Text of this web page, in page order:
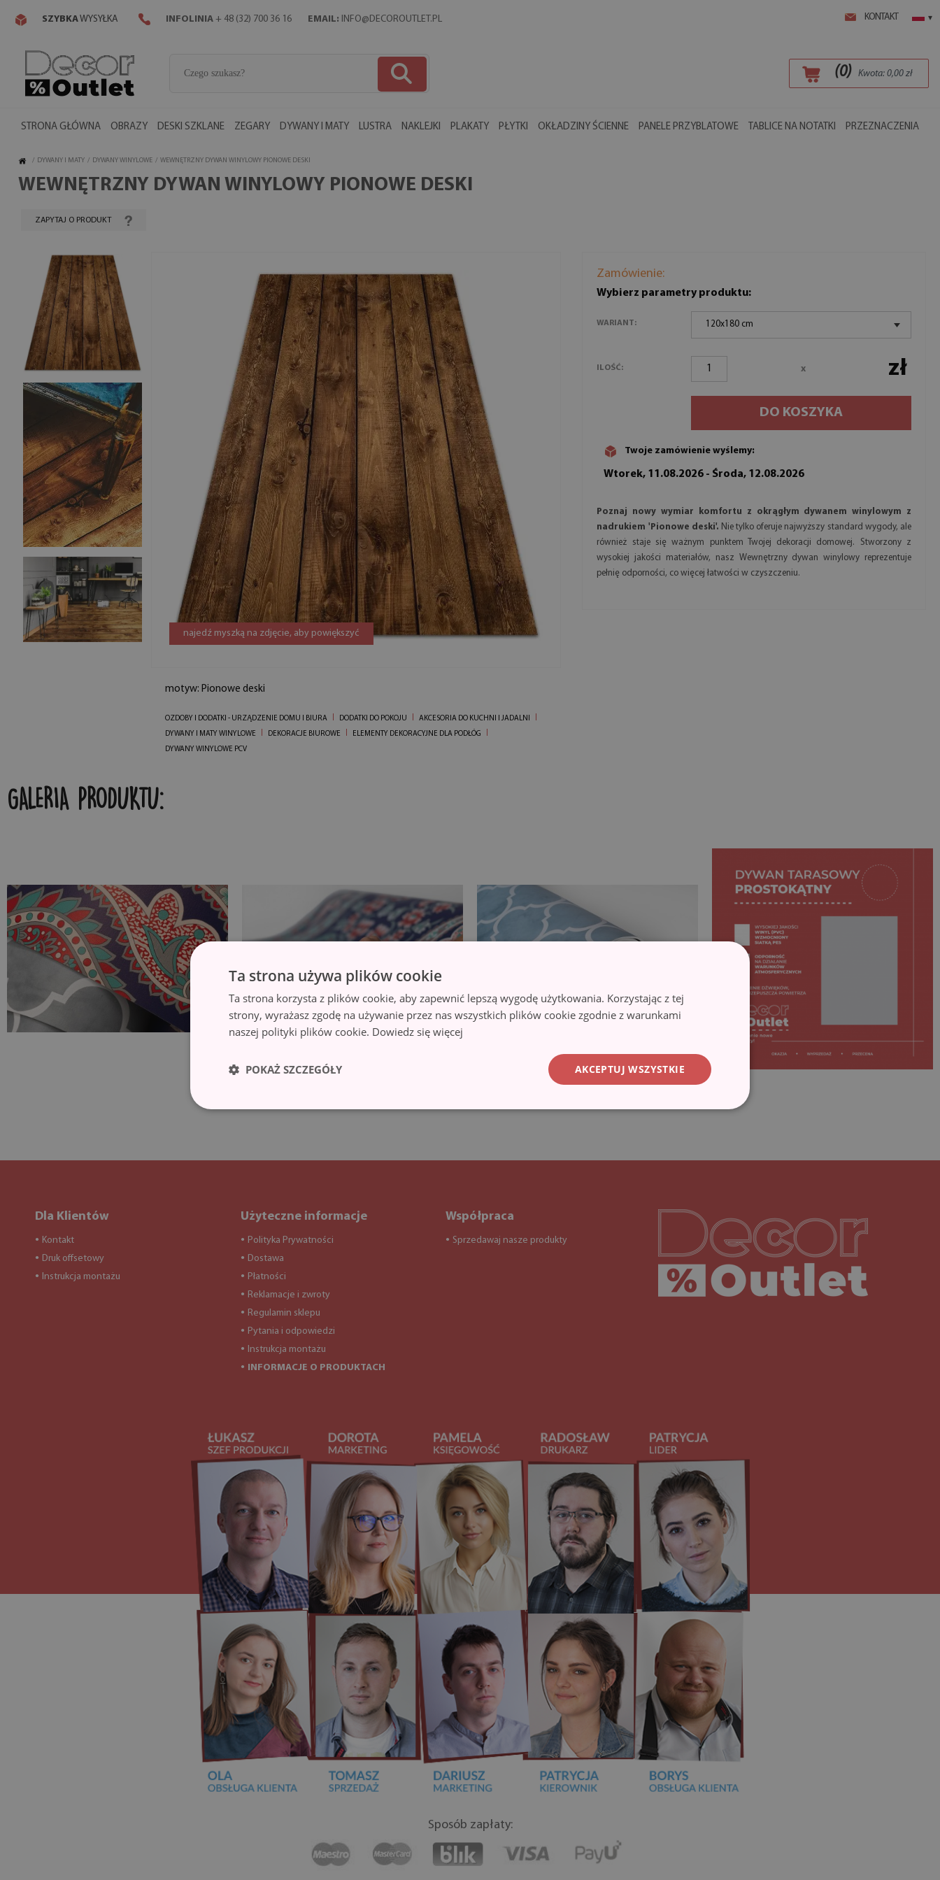
KONTAKT ▾
SZYBKAWYSYŁKA INFOLINIA + 48 (32) 700 36 16 EMAIL: INFO@DECOROUTLET.PL
(0) Kwota: 0,00zł
STRONA GŁÓWNA OBRAZY DESKI SZKLANE ZEGARY DYWANY I MATY LUSTRA NAKLEJKI PLAKATY PŁYTKI OKŁADZINY ŚCIENNE PANELE PRZYBLATOWE TABLICE NA NOTATKI PRZEZNACZENIA
/ DYWANY I MATY / DYWANY WINYLOWE / WEWNĘTRZNY DYWAN WINYLOWY PIONOWE DESKI
WEWNĘTRZNY DYWAN WINYLOWY PIONOWE DESKI
ZAPYTAJ O PRODUKT
najedź myszką na zdjęcie, aby powiększyć
motyw: Pionowe deski
OZDOBY I DODATKI - URZĄDZENIE DOMU I BIURA DODATKI DO POKOJU
AKCESORIA DO KUCHNI I JADALNI
DYWANY I MATY WINYLOWE
DEKORACJE BIUROWE
ELEMENTY DEKORACYJNE DLA PODŁÓG
DYWANY WINYLOWE PCV
Zamówienie:
Wybierz parametry produktu:
WARIANT: 120x180 cm
ILOŚĆ: x zł
DO KOSZYKA
Twoje zamówienie wyślemy:
Wtorek, 11.08.2026 - Środa, 12.08.2026
Poznaj nowy wymiar komfortu z okrągłym dywanem winylowym z
nadrukiem 'Pionowe deski'. Nie tylko oferuje najwyższy standard wygody, ale
również staje się ważnym punktem Twojej dekoracji domowej. Stworzony z
wysokiej jakości materiałów, nasz Wewnętrzny dywan winylowy reprezentuje
pełnię odporności, co więcej łatwości w czyszczeniu.
GALERIA PRODUKTU:
Dla Klientów
● Kontakt
● Druk offsetowy
● Instrukcja montażu
Użyteczne informacje
● Polityka Prywatności
● Dostawa
● Płatności
● Reklamacje i zwroty
● Regulamin sklepu
● Pytania i odpowiedzi
● Instrukcja montażu
● INFORMACJE O PRODUKTACH
Współpraca
● Sprzedawaj nasze produkty Decoroutlet-logo
Sposób zapłaty:
Ta strona używa plików cookie
Ta strona korzysta z plików cookie, aby zapewnić lepszą wygodę użytkowania. Korzystając z tej
strony, wyrażasz zgodę na używanie przez nas wszystkich plików cookie zgodnie z warunkami
naszej polityki plików cookie. Dowiedz się więcej
AKCEPTUJ WSZYSTKIE
POKAŻ SZCZEGÓŁY